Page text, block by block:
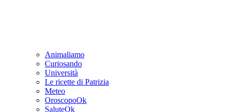
Animaliamo
Curiosando
Università
Le ricette di Patrizia
Meteo
OroscopoOk
SaluteOk